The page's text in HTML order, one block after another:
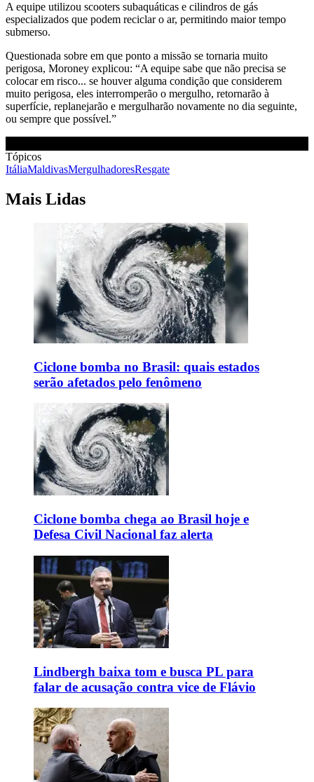
A equipe utilizou scooters subaquáticas e cilindros de gás
especializados que podem reciclar o ar, permitindo maior tempo
submerso.
Questionada sobre em que ponto a missão se tornaria muito
perigosa, Moroney explicou: “A equipe sabe que não precisa se
colocar em risco... se houver alguma condição que considerem
muito perigosa, eles interromperão o mergulho, retornarão à
superfície, replanejarão e mergulharão novamente no dia seguinte,
ou sempre que possível.”
Tópicos
ItáliaMaldivasMergulhadoresResgate
Mais Lidas
Ciclone bomba no Brasil: quais estados
serão afetados pelo fenômeno
Ciclone bomba chega ao Brasil hoje e
Defesa Civil Nacional faz alerta
Lindbergh baixa tom e busca PL para
falar de acusação contra vice de Flávio